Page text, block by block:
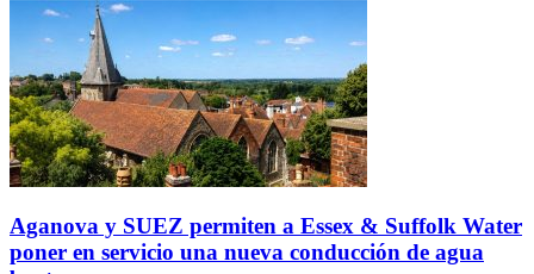
Aganova y SUEZ permiten a Essex & Suffolk Water
poner en servicio una nueva conducción de agua